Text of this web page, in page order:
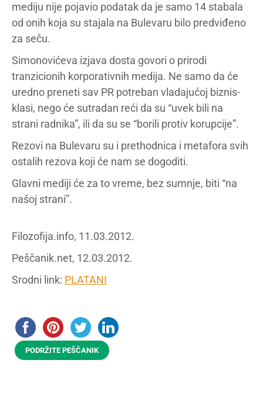
mediju nije pojavio podatak da je samo 14 stabala
od onih koja su stajala na Bulevaru bilo predviđeno
za seču.
Simonovićeva izjava dosta govori o prirodi
tranzicionih korporativnih medija. Ne samo da će
uredno preneti sav PR potreban vladajućoj biznis-
klasi, nego će sutradan reći da su “uvek bili na
strani radnika”, ili da su se “borili protiv korupcije”.
Rezovi na Bulevaru su i prethodnica i metafora svih
ostalih rezova koji će nam se dogoditi.
Glavni mediji će za to vreme, bez sumnje, biti “na
našoj strani”.
Filozofija.info, 11.03.2012.
Peščanik.net, 12.03.2012.
Srodni link: PLATANI
PODRŽITE PEŠČANIK